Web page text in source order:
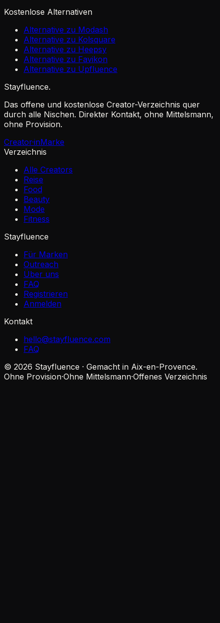
Kostenlose Alternativen
Alternative zu Modash
Alternative zu Kolsquare
Alternative zu Heepsy
Alternative zu Favikon
Alternative zu Upfluence
Stayfluence.
Das offene und kostenlose Creator-Verzeichnis quer
durch alle Nischen. Direkter Kontakt, ohne Mittelsmann,
ohne Provision.
Creator·inMarke
Verzeichnis
Alle Creators
Reise
Food
Beauty
Mode
Fitness
Stayfluence
Für Marken
Outreach
Über uns
FAQ
Registrieren
Anmelden
Kontakt
hello@stayfluence.com
FAQ
© 2026 Stayfluence · Gemacht in Aix-en-Provence.
Ohne Provision·Ohne Mittelsmann·Offenes Verzeichnis